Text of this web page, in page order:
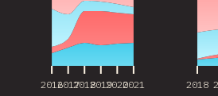
201620172018201920202021 2018